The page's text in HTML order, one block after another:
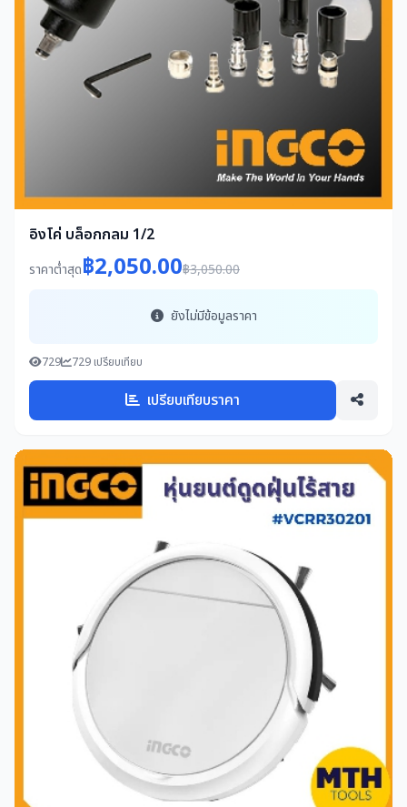
อิงโค่ บล็อกกลม 1/2
ราคาต่ำสุด฿2,050.00฿3,050.00
ยังไม่มีข้อมูลราคา
729 729 เปรียบเทียบ
เปรียบเทียบราคา